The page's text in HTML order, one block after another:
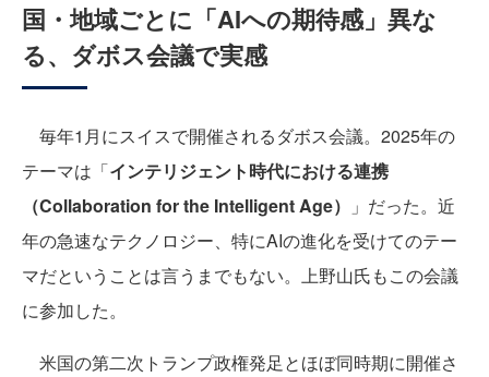
国・地域ごとに「AIへの期待感」異な
る、ダボス会議で実感
毎年1月にスイスで開催されるダボス会議。2025年の
テーマは「インテリジェント時代における連携
（Collaboration for the Intelligent Age）
」だった。近
年の急速なテクノロジー、特にAIの進化を受けてのテー
マだということは言うまでもない。上野山氏もこの会議
に参加した。
米国の第二次トランプ政権発足とほぼ同時期に開催さ